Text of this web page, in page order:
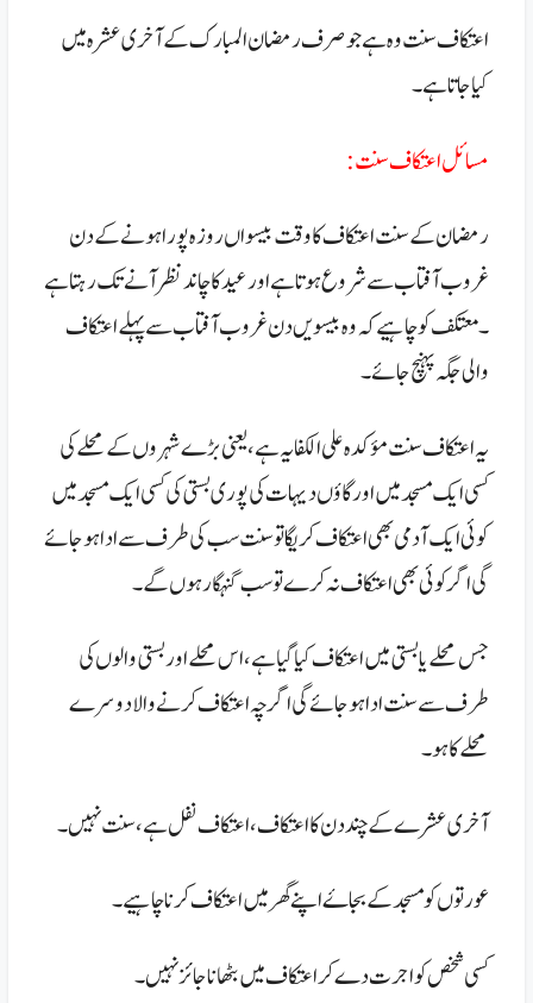
اعتکاف سنت وہ ہے جو صرف رمضان المبارک کے آخری عشرہ میں
کیا جاتا ہے ۔
مسائل اعتکاف سنت :
رمضان کے سنت اعتکاف کا وقت بیسواں روزہ پورا ہونے کے دن
غروب آفتاب سے شروع ہو تا ہے اور عید کا چاند نظر آنے تک رہتا ہے
۔ معتکف کو چاہیے کہ وہ بیسویں دن غروب آفتاب سے پہلے اعتکاف
والی جگہ پہنچ جائے ۔
یہ اعتکاف سنت مؤکدہ علی الکفایہ ہے ، یعنی بڑے شہروں کے محلے کی
کسی ایک مسجد میں اور گاؤں دیہات کی پوری بستی کی کسی ایک مسجد میں
کوئی ایک آدمی بھی اعتکاف کریگا تو سنت سب کی طرف سے ادا ہو جائے
گی اگر کوئی بھی اعتکاف نہ کرے تو سب گنہگار ہوں گے ۔
جس محلے یا بستی میں اعتکاف کیا گیا ہے ، اس محلے اور بستی والوں کی
طرف سے سنت ادا ہو جائے گی اگر چہ اعتکاف کرنے والا دوسرے
محلے کا ہو۔
آخری عشرے کے چند دن کا اعتکاف ، اعتکاف نفل ہے ، سنت نہیں ۔
عورتوں کو مسجد کے بجاۓ اپنے گھر میں اعتکاف کر نا چا ہیے ۔
کسی شخص کو اجرت دے کر اعتکاف میں بٹھانا جائز نہیں۔